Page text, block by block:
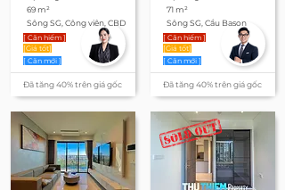
2 phòng 69 m²
69 m²
Sông SG, Công viên, CBD
[ Căn hiếm ]
[Giá tốt]
[ Căn mới ]
Đã tăng 40% trên giá gốc
2 phòng 71 m²
71 m²
Sông SG, Cầu Bason
[ Căn hiếm ]
[Giá tốt]
[ Căn mới ]
Đã tăng 40% trên giá gốc